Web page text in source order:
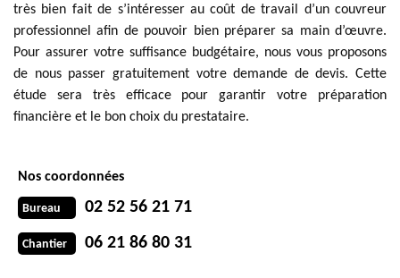
très bien fait de s’intéresser au coût de travail d’un couvreur
professionnel afin de pouvoir bien préparer sa main d’œuvre.
Pour assurer votre suffisance budgétaire, nous vous proposons
de nous passer gratuitement votre demande de devis. Cette
étude sera très efficace pour garantir votre préparation
financière et le bon choix du prestataire.
Nos coordonnées
Bureau 02 52 56 21 71
Chantier 06 21 86 80 31